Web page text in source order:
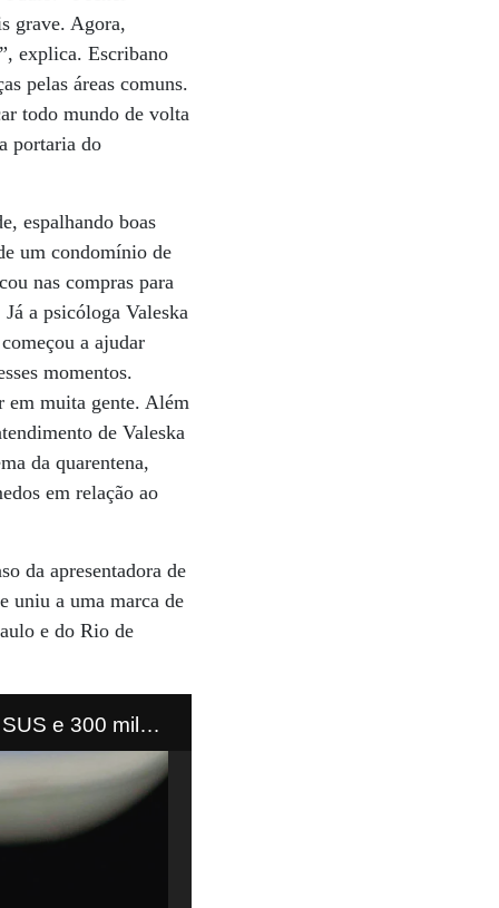
grave. Agora,
explica. Escribano
pelas áreas comuns.
todo mundo de volta
portaria do
espalhando boas
um condomínio de
nas compras para
a psicóloga Valeska
a ajudar
momentos.
em muita gente. Além
de Valeska
da quarentena,
em relação ao
da apresentadora de
uniu a uma marca de
e do Rio de